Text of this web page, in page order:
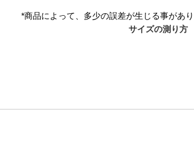
*商品によって、多少の誤差が生じる事があ
サイズの測り方